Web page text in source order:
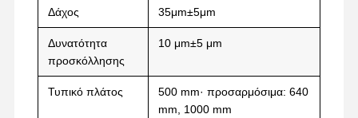
ταινία αποδέσμευσης
PU ταινία
Σιλικόνη
Δάχος 35μm±5μm
Δυνατότητα
προσκόλλησης
10 μm±5 μm
Τυπικό πλάτος
500 mm· προσαρμόσιμα: 640
mm, 1000 mm